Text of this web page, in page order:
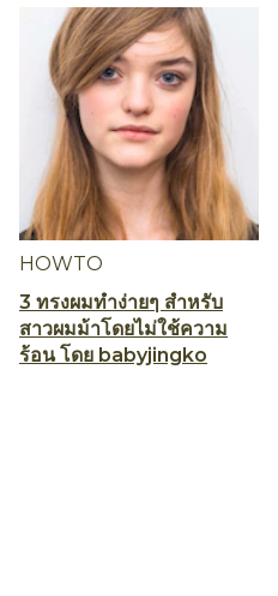
HOWTO
3 ทรงผมทำง่ายๆ สำหรับ
สาวผมม้าโดยไม่ใช้ความ
ร้อน โดย babyjingko